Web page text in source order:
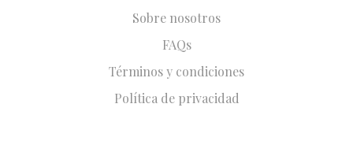
Sobre nosotros
FAQs
Términos y condiciones
Política de privacidad